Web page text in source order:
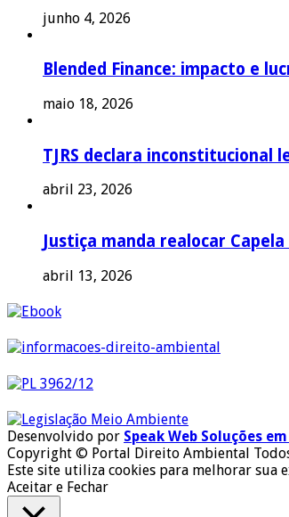
junho 4, 2026
Blended Finance: impacto e
maio 18, 2026
TJRS declara inconstitucional
abril 23, 2026
Justiça manda realocar
abril 13, 2026
Desenvolvido por Speak Web Soluções
Copyright © Portal Direito Ambiental
Este site utiliza cookies para melhorar sua
Aceitar e Fechar